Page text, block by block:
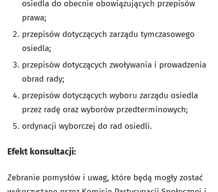
osiedla do obecnie obowiązujących przepisów
prawa;
przepisów dotyczących zarządu tymczasowego
osiedla;
przepisów dotyczących zwoływania i prowadzenia
obrad rady;
przepisów dotyczących wyboru zarządu osiedla
przez radę oraz wyborów przedterminowych;
ordynacji wyborczej do rad osiedli.
Efekt konsultacji:
Zebranie pomysłów i uwag, które będą mogły zostać